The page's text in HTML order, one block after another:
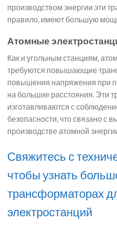
производством энергии эти
правило, имеют большую
Атомные
Как и угольным станциям,
требуются повышающие
повышения напряжения при
на большие расстояния. Эти
изготавливаются с
безопасности, что связано с
производстве атомной
Свяжитесь с
чтобы узнать
трансформаторах
электростанций